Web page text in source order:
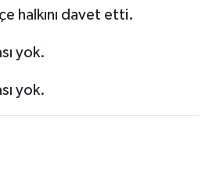
halkını davet etti.